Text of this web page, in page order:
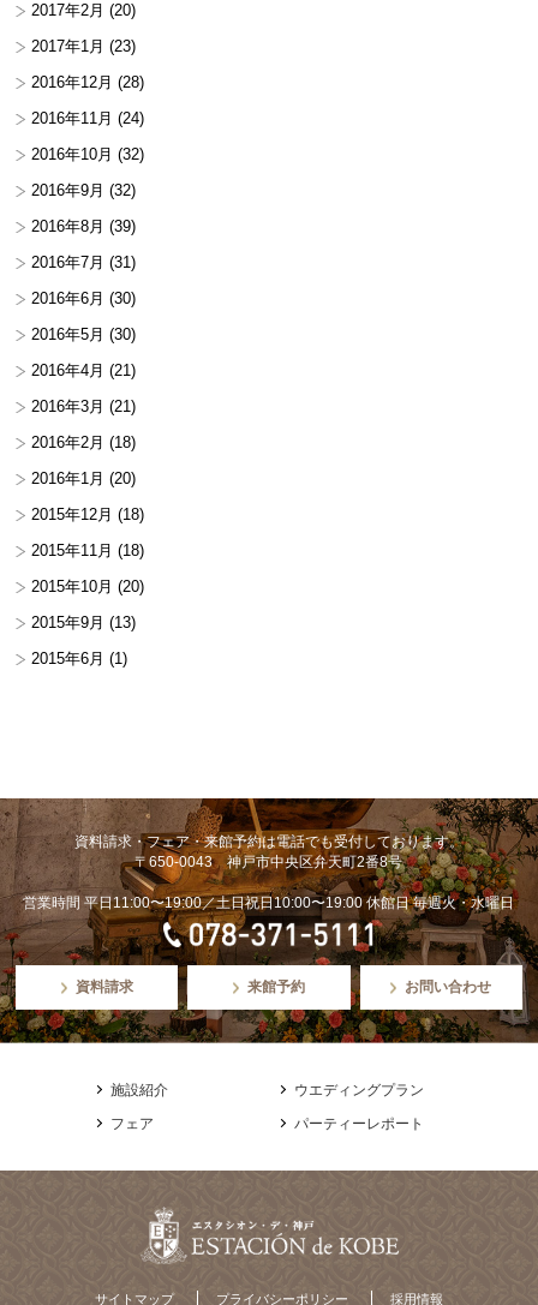
2017年2月 (20)
2017年1月 (23)
2016年12月 (28)
2016年11月 (24)
2016年10月 (32)
2016年9月 (32)
2016年8月 (39)
2016年7月 (31)
2016年6月 (30)
2016年5月 (30)
2016年4月 (21)
2016年3月 (21)
2016年2月 (18)
2016年1月 (20)
2015年12月 (18)
2015年11月 (18)
2015年10月 (20)
2015年9月 (13)
2015年6月 (1)
資料請求・フェア・来館予約は電話でも受付しております。
〒650-0043 神戸市中央区弁天町2番8号
営業時間 平日11:00〜19:00／土日祝日10:00〜19:00 休館日 毎週火・水曜日
資料請求 来館予約 お問い合わせ
施設紹介
ウエディングプラン
フェア
パーティーレポート
サイトマップ プライバシーポリシー 採用情報